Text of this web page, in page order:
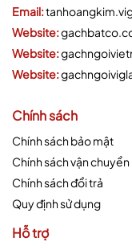
Email:
Website:
Website:
Website:
Chính sách
Chính sách bảo mật
Chính sách vận chuyển
Chính sách đổi trả
Quy định sử dụng
Hỗ trợ